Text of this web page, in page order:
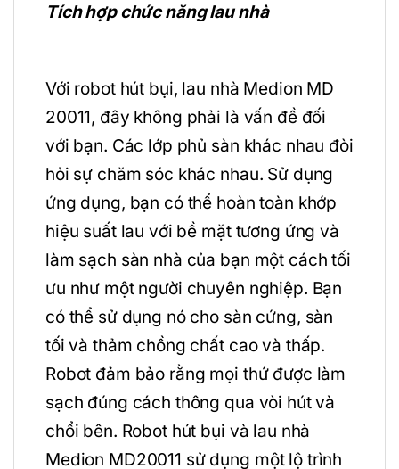
Tích hợp chức năng lau nhà
Với robot hút bụi, lau nhà Medion MD
20011, đây không phải là vấn đề đối
với bạn. Các lớp phủ sàn khác nhau đòi
hỏi sự chăm sóc khác nhau. Sử dụng
ứng dụng, bạn có thể hoàn toàn khớp
hiệu suất lau với bề mặt tương ứng và
làm sạch sàn nhà của bạn một cách tối
ưu như một người chuyên nghiệp. Bạn
có thể sử dụng nó cho sàn cứng, sàn
tối và thảm chồng chất cao và thấp.
Robot đảm bảo rằng mọi thứ được làm
sạch đúng cách thông qua vòi hút và
chổi bên. Robot hút bụi và lau nhà
Medion MD20011 sử dụng một lộ trình